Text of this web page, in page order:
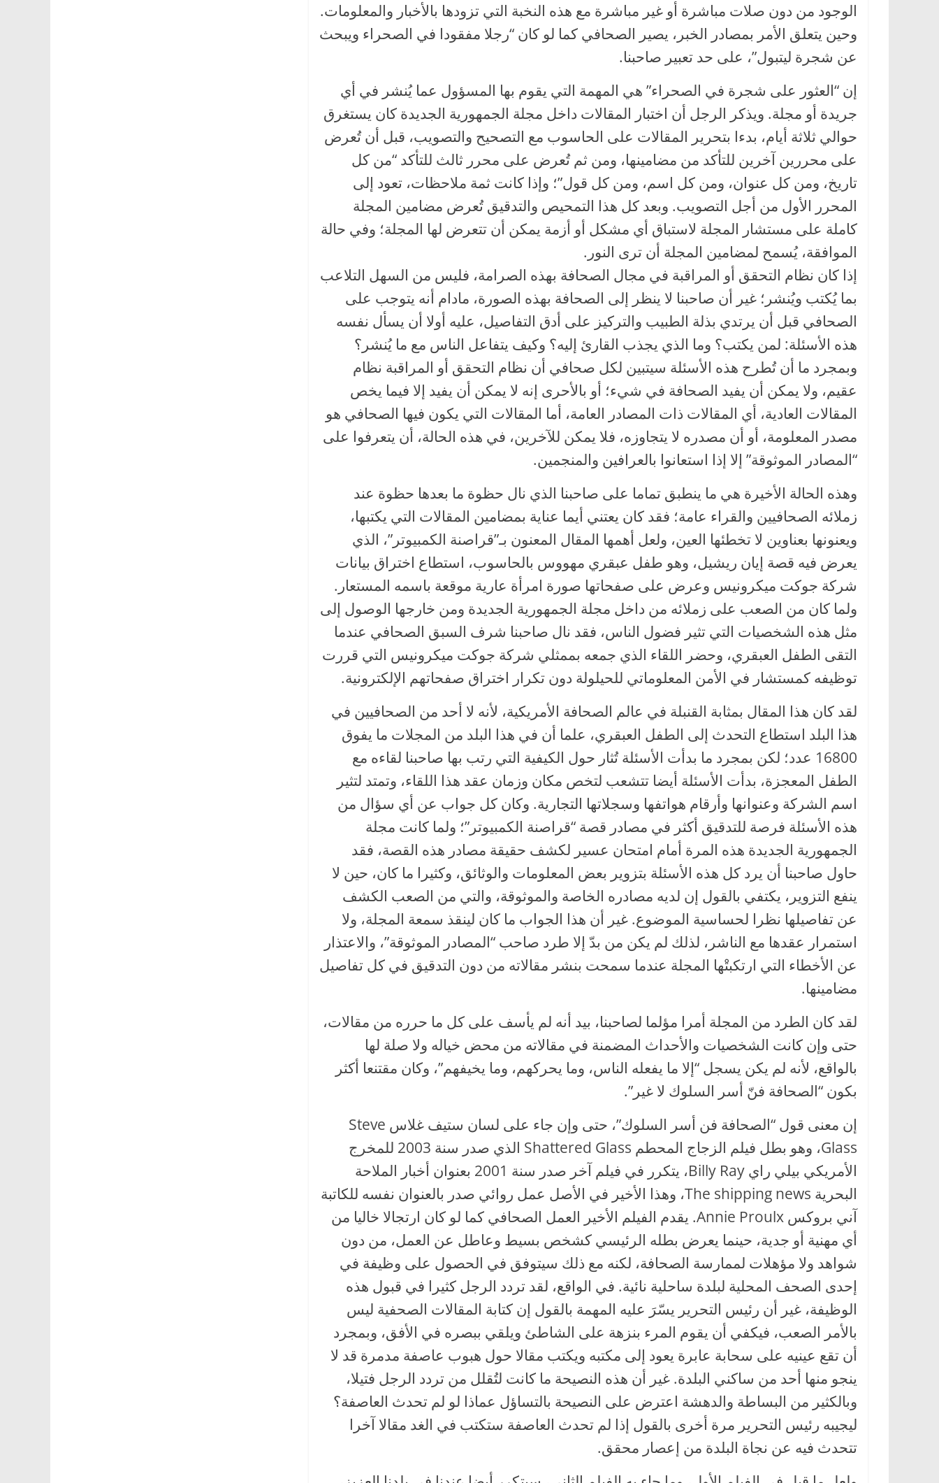
الوجود من دون صلات مباشرة أو غير مباشرة مع هذه النخبة التي تزودها بالأخبار والمعلومات.
وحين يتعلق الأمر بمصادر الخبر، يصير الصحافي كما لو كان “رجلا مفقودا في الصحراء ويبحث
عن شجرة ليتبول”، على حد تعبير صاحبنا.
إن “العثور على شجرة في الصحراء” هي المهمة التي يقوم بها المسؤول عما يُنشر في أي
جريدة أو مجلة. ويذكر الرجل أن اختبار المقالات داخل مجلة الجمهورية الجديدة كان يستغرق
حوالي ثلاثة أيام، بدءا بتحرير المقالات على الحاسوب مع التصحيح والتصويب، قبل أن تُعرض
على محررين آخرين للتأكد من مضامينها، ومن ثم تُعرض على محرر ثالث للتأكد “من كل
تاريخ، ومن كل عنوان، ومن كل اسم، ومن كل قول”؛ وإذا كانت ثمة ملاحظات، تعود إلى
المحرر الأول من أجل التصويب. وبعد كل هذا التمحيص والتدقيق تُعرض مضامين المجلة
كاملة على مستشار المجلة لاستباق أي مشكل أو أزمة يمكن أن تتعرض لها المجلة؛ وفي حالة
الموافقة، يُسمح لمضامين المجلة أن ترى النور.
إذا كان نظام التحقق أو المراقبة في مجال الصحافة بهذه الصرامة، فليس من السهل التلاعب
بما يُكتب ويُنشر؛ غير أن صاحبنا لا ينظر إلى الصحافة بهذه الصورة، مادام أنه يتوجب على
الصحافي قبل أن يرتدي بذلة الطبيب والتركيز على أدق التفاصيل، عليه أولا أن يسأل نفسه
هذه الأسئلة: لمن يكتب؟ وما الذي يجذب القارئ إليه؟ وكيف يتفاعل الناس مع ما يُنشر؟
وبمجرد ما أن تُطرح هذه الأسئلة سيتبين لكل صحافي أن نظام التحقق أو المراقبة نظام
عقيم، ولا يمكن أن يفيد الصحافة في شيء؛ أو بالأحرى إنه لا يمكن أن يفيد إلا فيما يخص
المقالات العادية، أي المقالات ذات المصادر العامة، أما المقالات التي يكون فيها الصحافي هو
مصدر المعلومة، أو أن مصدره لا يتجاوزه، فلا يمكن للآخرين، في هذه الحالة، أن يتعرفوا على
“المصادر الموثوقة” إلا إذا استعانوا بالعرافين والمنجمين.
وهذه الحالة الأخيرة هي ما ينطبق تماما على صاحبنا الذي نال حظوة ما بعدها حظوة عند
زملائه الصحافيين والقراء عامة؛ فقد كان يعتني أيما عناية بمضامين المقالات التي يكتبها،
ويعنونها بعناوين لا تخطئها العين، ولعل أهمها المقال المعنون بـ”قراصنة الكمبيوتر”، الذي
يعرض فيه قصة إيان ريشيل، وهو طفل عبقري مهووس بالحاسوب، استطاع اختراق بيانات
شركة جوكت ميكرونيس وعرض على صفحاتها صورة امرأة عارية موقعة باسمه المستعار.
ولما كان من الصعب على زملائه من داخل مجلة الجمهورية الجديدة ومن خارجها الوصول إلى
مثل هذه الشخصيات التي تثير فضول الناس، فقد نال صاحبنا شرف السبق الصحافي عندما
التقى الطفل العبقري، وحضر اللقاء الذي جمعه بممثلي شركة جوكت ميكرونيس التي قررت
توظيفه كمستشار في الأمن المعلوماتي للحيلولة دون تكرار اختراق صفحاتهم الإلكترونية.
لقد كان هذا المقال بمثابة القنبلة في عالم الصحافة الأمريكية، لأنه لا أحد من الصحافيين في
هذا البلد استطاع التحدث إلى الطفل العبقري، علما أن في هذا البلد من المجلات ما يفوق
16800 عدد؛ لكن بمجرد ما بدأت الأسئلة تُثار حول الكيفية التي رتب بها صاحبنا لقاءه مع
الطفل المعجزة، بدأت الأسئلة أيضا تتشعب لتخص مكان وزمان عقد هذا اللقاء، وتمتد لتثير
اسم الشركة وعنوانها وأرقام هواتفها وسجلاتها التجارية. وكان كل جواب عن أي سؤال من
هذه الأسئلة فرصة للتدقيق أكثر في مصادر قصة “قراصنة الكمبيوتر”؛ ولما كانت مجلة
الجمهورية الجديدة هذه المرة أمام امتحان عسير لكشف حقيقة مصادر هذه القصة، فقد
حاول صاحبنا أن يرد كل هذه الأسئلة بتزوير بعض المعلومات والوثائق، وكثيرا ما كان، حين لا
ينفع التزوير، يكتفي بالقول إن لديه مصادره الخاصة والموثوقة، والتي من الصعب الكشف
عن تفاصيلها نظرا لحساسية الموضوع. غير أن هذا الجواب ما كان لينقذ سمعة المجلة، ولا
استمرار عقدها مع الناشر، لذلك لم يكن من بدّ إلا طرد صاحب “المصادر الموثوقة”، والاعتذار
عن الأخطاء التي ارتكبتْها المجلة عندما سمحت بنشر مقالاته من دون التدقيق في كل تفاصيل
مضامينها.
لقد كان الطرد من المجلة أمرا مؤلما لصاحبنا، بيد أنه لم يأسف على كل ما حرره من مقالات،
حتى وإن كانت الشخصيات والأحداث المضمنة في مقالاته من محض خياله ولا صلة لها
بالواقع، لأنه لم يكن يسجل “إلا ما يفعله الناس، وما يحركهم، وما يخيفهم”، وكان مقتنعا أكثر
بكون “الصحافة فنّ أسر السلوك لا غير”.
إن معنى قول “الصحافة فن أسر السلوك”، حتى وإن جاء على لسان ستيف غلاس Steve
Glass، وهو بطل فيلم الزجاج المحطم Shattered Glass الذي صدر سنة 2003 للمخرج
الأمريكي بيلي راي Billy Ray، يتكرر في فيلم آخر صدر سنة 2001 بعنوان أخبار الملاحة
البحرية The shipping news، وهذا الأخير في الأصل عمل روائي صدر بالعنوان نفسه للكاتبة
آني بروكس Annie Proulx. يقدم الفيلم الأخير العمل الصحافي كما لو كان ارتجالا خاليا من
أي مهنية أو جدية، حينما يعرض بطله الرئيسي كشخص بسيط وعاطل عن العمل، من دون
شواهد ولا مؤهلات لممارسة الصحافة، لكنه مع ذلك سيتوفق في الحصول على وظيفة في
إحدى الصحف المحلية لبلدة ساحلية نائية. في الواقع، لقد تردد الرجل كثيرا في قبول هذه
الوظيفة، غير أن رئيس التحرير يسّرَ عليه المهمة بالقول إن كتابة المقالات الصحفية ليس
بالأمر الصعب، فيكفي أن يقوم المرء بنزهة على الشاطئ ويلقي ببصره في الأفق، وبمجرد
أن تقع عينيه على سحابة عابرة يعود إلى مكتبه ويكتب مقالا حول هبوب عاصفة مدمرة قد لا
ينجو منها أحد من ساكني البلدة. غير أن هذه النصيحة ما كانت لتُقلل من تردد الرجل فتيلا،
وبالكثير من البساطة والدهشة اعترض على النصيحة بالتساؤل عماذا لو لم تحدث العاصفة؟
ليجيبه رئيس التحرير مرة أخرى بالقول إذا لم تحدث العاصفة ستكتب في الغد مقالا آخرا
تتحدث فيه عن نجاة البلدة من إعصار محقق.